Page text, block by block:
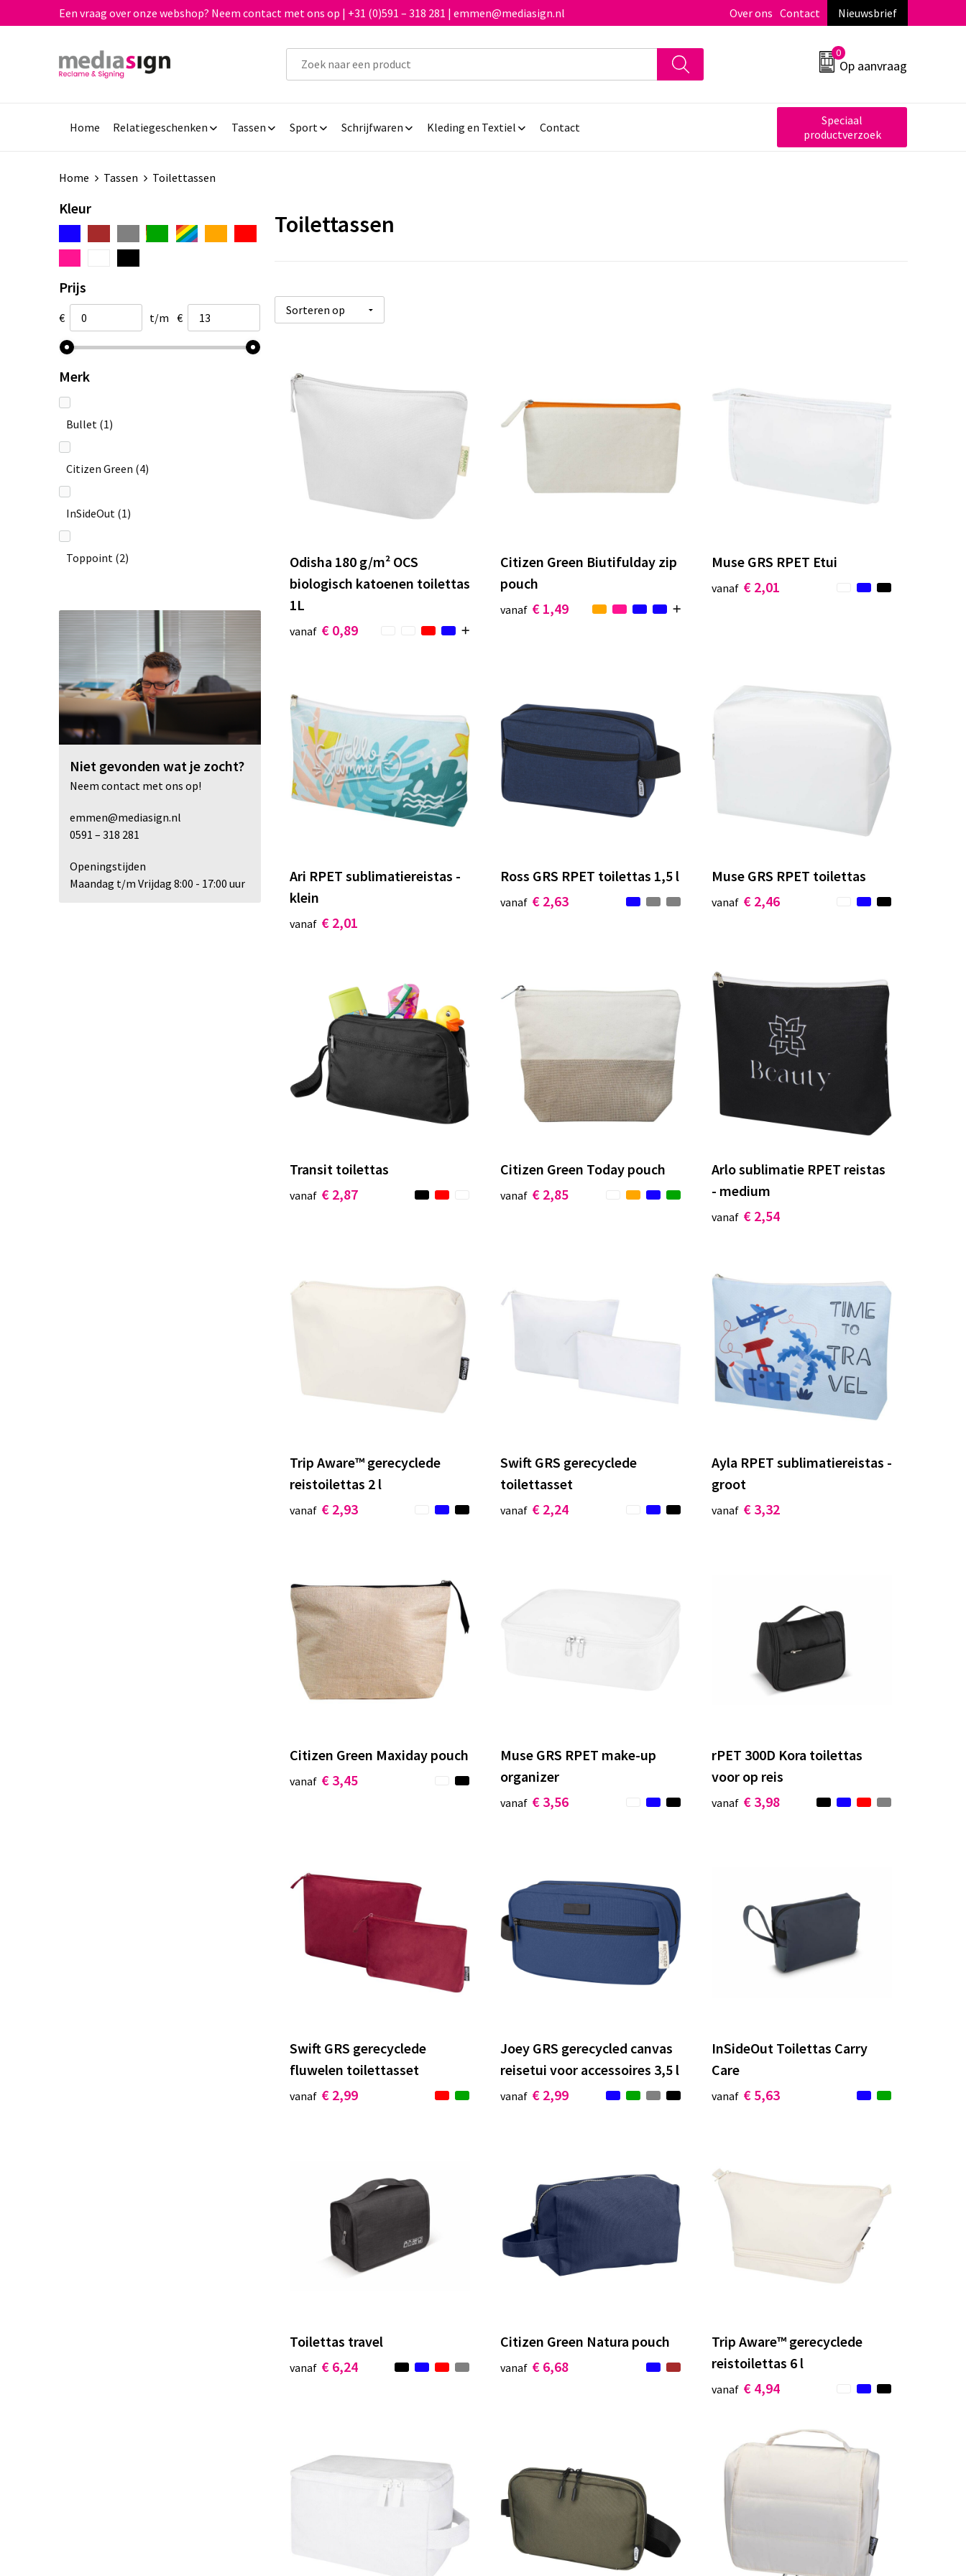
Een vraag over onze webshop? Neem contact met ons op | +31 (0)591 – 318 281 | emmen@mediasign.nl Over ons Contact Nieuwsbrief
0
Op aanvraag
Home Relatiegeschenken Tassen Sport Schrijfwaren Kleding en Textiel Contact
Speciaal
productverzoek
Home Tassen Toilettassen
Kleur
Prijs
€ t/m €
Merk
Bullet (1)
Citizen Green (4)
InSideOut (1)
Toppoint (2)
Niet gevonden wat je zocht?
Neem contact met ons op!
emmen@mediasign.nl
0591 – 318 281
Openingstijden
Maandag t/m Vrijdag 8:00 - 17:00 uur
Toilettassen
Odisha 180 g/m² OCS
biologisch katoenen toilettas
1L
vanaf € 0,89
Citizen Green Biutifulday zip
pouch
vanaf € 1,49
Muse GRS RPET Etui
vanaf € 2,01
Ari RPET sublimatiereistas -
klein
vanaf € 2,01
Ross GRS RPET toilettas 1,5 l
vanaf € 2,63
Muse GRS RPET toilettas
vanaf € 2,46
Transit toilettas
vanaf € 2,87
Citizen Green Today pouch
vanaf € 2,85
Arlo sublimatie RPET reistas
- medium
vanaf € 2,54
Trip Aware™ gerecyclede
reistoilettas 2 l
vanaf € 2,93
Swift GRS gerecyclede
toilettasset
vanaf € 2,24
Ayla RPET sublimatiereistas -
groot
vanaf € 3,32
Citizen Green Maxiday pouch
vanaf € 3,45
Muse GRS RPET make-up
organizer
vanaf € 3,56
rPET 300D Kora toilettas
voor op reis
vanaf € 3,98
Swift GRS gerecyclede
fluwelen toilettasset
vanaf € 2,99
Joey GRS gerecycled canvas
reisetui voor accessoires 3,5 l
vanaf € 2,99
InSideOut Toilettas Carry
Care
vanaf € 5,63
Toilettas travel
vanaf € 6,24
Citizen Green Natura pouch
vanaf € 6,68
Trip Aware™ gerecyclede
reistoilettas 6 l
vanaf € 4,94